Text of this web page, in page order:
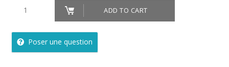
KPEVIKA
75cl
quantity
ADD TO CART
Poser une question